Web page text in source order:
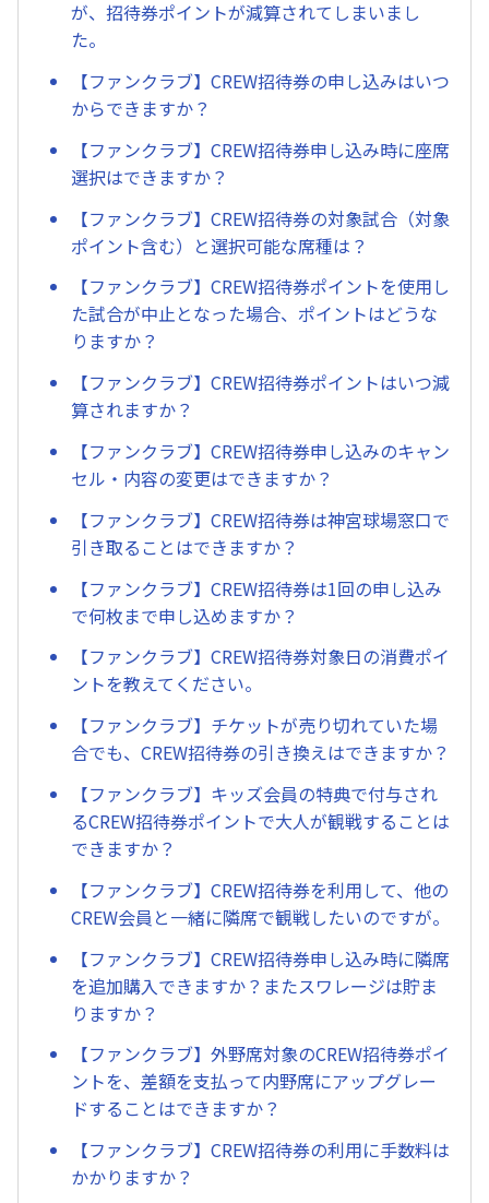
が、招待券ポイントが減算されてしまいまし
た。
【ファンクラブ】CREW招待券の申し込みはいつ
からできますか？
【ファンクラブ】CREW招待券申し込み時に座席
選択はできますか？
【ファンクラブ】CREW招待券の対象試合（対象
ポイント含む）と選択可能な席種は？
【ファンクラブ】CREW招待券ポイントを使用し
た試合が中止となった場合、ポイントはどうな
りますか？
【ファンクラブ】CREW招待券ポイントはいつ減
算されますか？
【ファンクラブ】CREW招待券申し込みのキャン
セル・内容の変更はできますか？
【ファンクラブ】CREW招待券は神宮球場窓口で
引き取ることはできますか？
【ファンクラブ】CREW招待券は1回の申し込み
で何枚まで申し込めますか？
【ファンクラブ】CREW招待券対象日の消費ポイ
ントを教えてください。
【ファンクラブ】チケットが売り切れていた場
合でも、CREW招待券の引き換えはできますか？
【ファンクラブ】キッズ会員の特典で付与され
るCREW招待券ポイントで大人が観戦することは
できますか？
【ファンクラブ】CREW招待券を利用して、他の
CREW会員と一緒に隣席で観戦したいのですが。
【ファンクラブ】CREW招待券申し込み時に隣席
を追加購入できますか？またスワレージは貯ま
りますか？
【ファンクラブ】外野席対象のCREW招待券ポイ
ントを、差額を支払って内野席にアップグレー
ドすることはできますか？
【ファンクラブ】CREW招待券の利用に手数料は
かかりますか？